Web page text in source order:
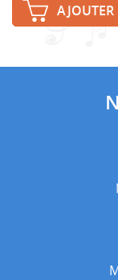
AJOUTER